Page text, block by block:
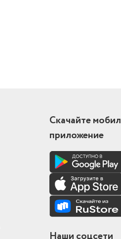
Скачайте
приложение